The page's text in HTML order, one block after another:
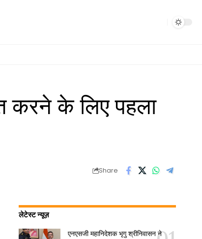
करने के लिए पहला
Share
लेटेस्ट न्यूज़
एनएसजी महानिदेशक भृगु श्रीनिवासन ने